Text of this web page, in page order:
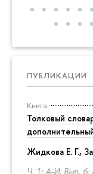
ПУБЛИКАЦИИ
Книга
Толковый
Жидкова Е. Г.,
Ч. 1: А-И. Вып.